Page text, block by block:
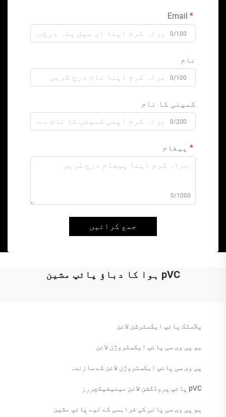
0/100
نام
0/100
کمپنی کا نام
0/200
پیغام
0/1000
جمع کرائیں
pVC ہوا کا دباؤ پائپ مشین
پلاسٹک پائپ ایکسٹرشن لائن
یو پی وی سی پائپ ایکسٹروژن لائن
پی وی سی پائپ ایکسٹروژن لائن کے سازندہ
pVC پائپ پروڈکشن لائن مینیفیکچررز
یو پی وی سی پانی کی فراہمی کے لیے پائپ مشین